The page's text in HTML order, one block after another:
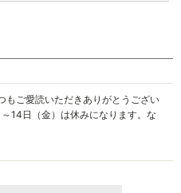
もご愛読いただきありがとうござい
14日（金）は休みになります。な